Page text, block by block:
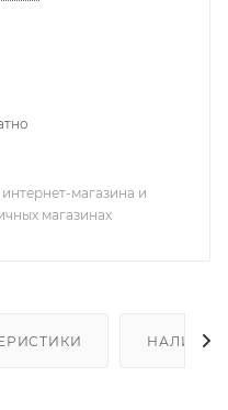
магазина и
магазинах
НАЛИЧИЕ